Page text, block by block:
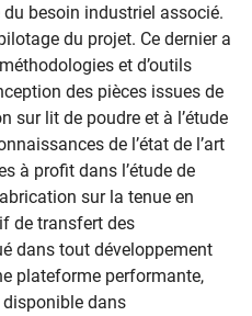
besoin industriel associé.
du projet. Ce dernier a
et d’outils
des pièces issues de
sur lit de poudre et à l’étude
de l’état de l’art
à profit dans l’étude de
sur la tenue en
de transfert des
dans tout développement
plateforme performante,
disponible dans